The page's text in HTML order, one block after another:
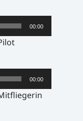
00:00
00:00